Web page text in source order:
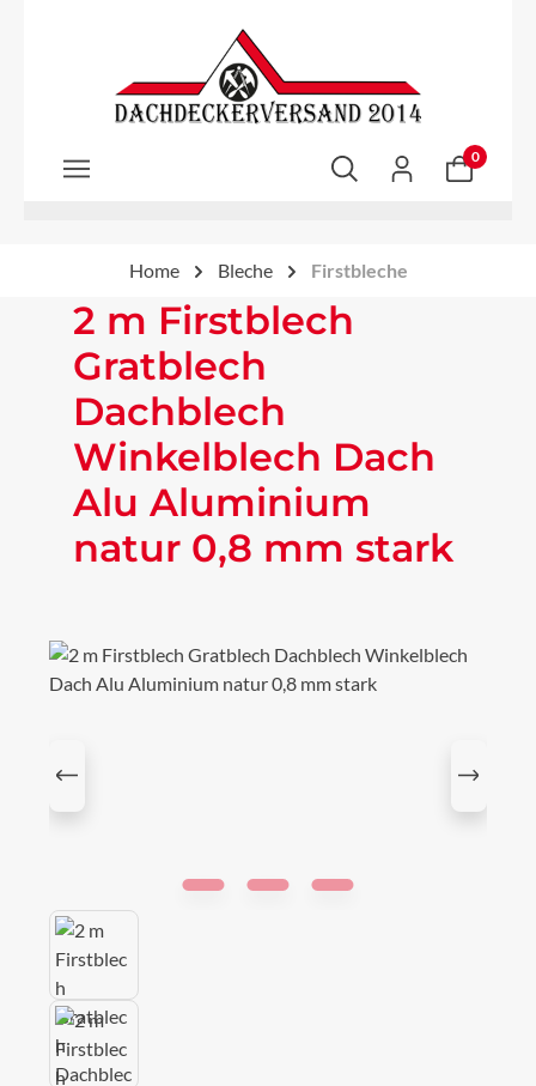
Zum Hauptinhalt springen
0
Home Bleche Firstbleche
2 m Firstblech
Gratblech
Dachblech
Winkelblech Dach
Alu Aluminium
natur 0,8 mm stark
Bildergalerie überspringen